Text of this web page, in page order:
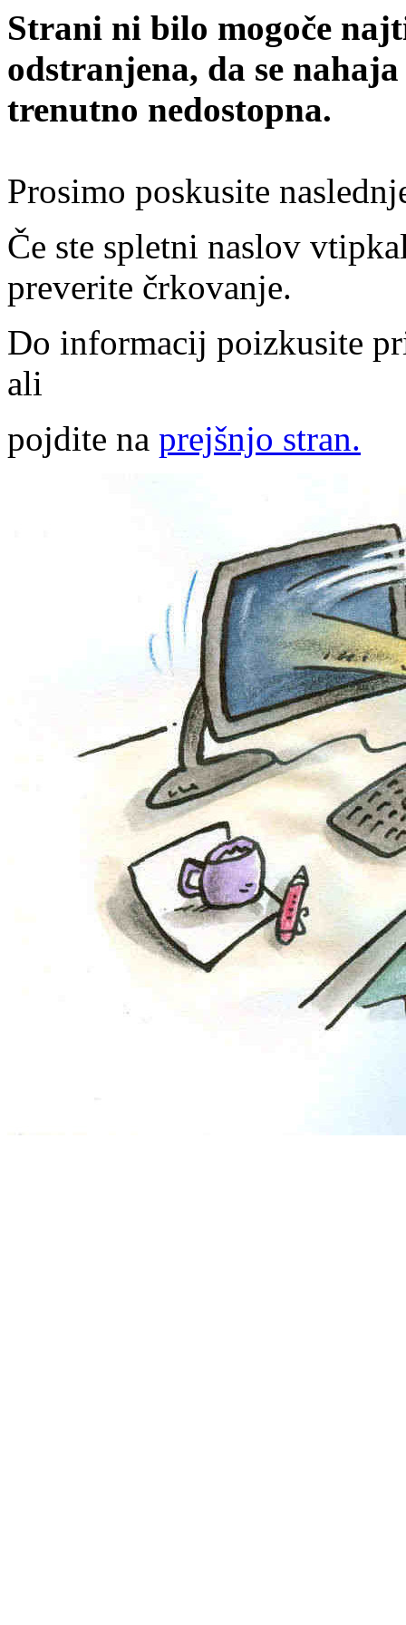
Strani ni bilo mogoče
odstranjena, da se
trenutno nedostopna.
Prosimo poskusite
Če ste spletni naslov
preverite črkovanje.
Do informacij poizkusite
ali
pojdite na prejšnjo stran.